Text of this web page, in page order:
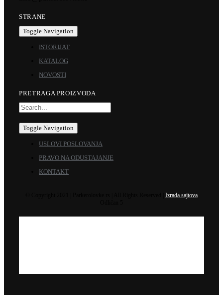
STRANE
Toggle Navigation
ISTORIJAT
KATALOG
NOVOSTI
PRETRAGA PROIZVODA
Toggle Navigation
USLOVI POSLOVANJA
PRAVO NA ODUSTAJANJE
KONTAKT
Izrada sajtova